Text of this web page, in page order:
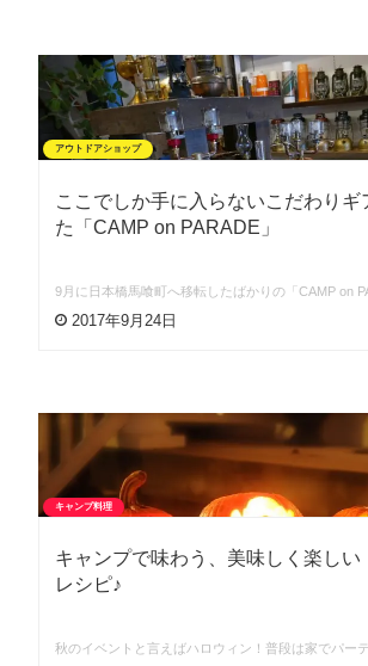
アウトドアショップ
ここでしか手に入らないこだわりギ
た「CAMP on PARADE」
9月に日本橋馬喰町へ移転したばかりの「CAMP on
2017年9月24日
キャンプ料理
キャンプで味わう、美味しく楽しい
レシピ♪
秋のイベントと言えばハロウィン！普段は家でパー